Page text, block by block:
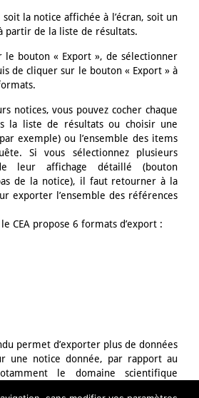
la notice affichée à l’écran, soit un
partir de la liste de résultats.
bouton « Export », de sélectionner
de cliquer sur le bouton « Export » à
notices, vous pouvez cocher chaque
la liste de résultats ou choisir une
exemple) ou l’ensemble des items
Si vous sélectionnez plusieurs
leur affichage détaillé (bouton
de la notice), il faut retourner à la
exporter l’ensemble des références
CEA propose 6 formats d’export :
permet d’exporter plus de données
une notice donnée, par rapport au
le domaine scientifique